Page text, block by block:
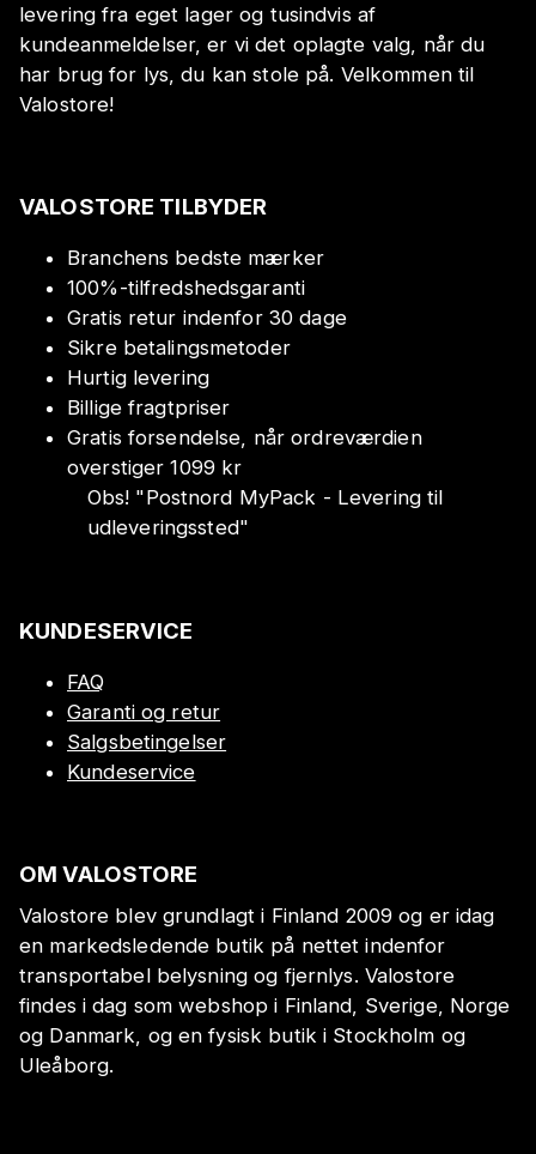
levering fra eget lager og tusindvis af
kundeanmeldelser, er vi det oplagte valg, når du
har brug for lys, du kan stole på. Velkommen til
Valostore!
VALOSTORE TILBYDER
Branchens bedste mærker
100%-tilfredshedsgaranti
Gratis retur indenfor 30 dage
Sikre betalingsmetoder
Hurtig levering
Billige fragtpriser
Gratis forsendelse, når ordreværdien
overstiger 1099 kr
Obs! "Postnord MyPack - Levering til
udleveringssted"
KUNDESERVICE
FAQ
Garanti og retur
Salgsbetingelser
Kundeservice
OM VALOSTORE
Valostore blev grundlagt i Finland 2009 og er idag
en markedsledende butik på nettet indenfor
transportabel belysning og fjernlys. Valostore
findes i dag som webshop i Finland, Sverige, Norge
og Danmark, og en fysisk butik i Stockholm og
Uleåborg.